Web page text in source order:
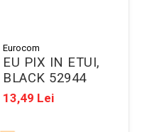
Eurocom
EU PIX IN ETUI,
BLACK 52944
13,49 Lei